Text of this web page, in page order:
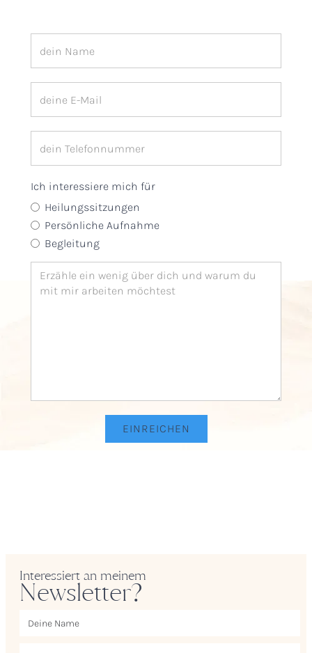
Ich interessiere mich für
Heilungssitzungen
Persönliche Aufnahme
Begleitung
Interessiert an meinem
Newsletter?